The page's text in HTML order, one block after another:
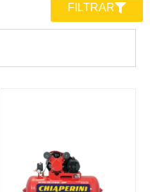
FILTRAR